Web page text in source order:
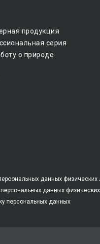
продукция
серия
о природе
данных физических
данных
персональных данных